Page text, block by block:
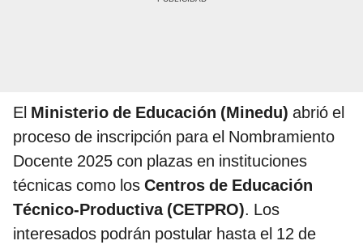
El Ministerio de Educación (Minedu) abrió el
proceso de inscripción para el Nombramiento
Docente 2025 con plazas en instituciones
técnicas como los Centros de Educación
Técnico-Productiva (CETPRO). Los
interesados podrán postular hasta el 12 de